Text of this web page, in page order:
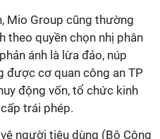
Mio Group cũng thường
theo quyền chọn nhị phân
ánh là lừa đảo, núp
được cơ quan công an TP
động vốn, tổ chức kinh
trái phép.
người tiêu dùng (Bộ Công